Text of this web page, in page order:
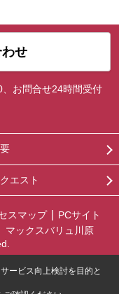
せ
お問合せ24時間受付
エスト
スマップ
PCサイト
ックスバリュ川原
ービス向上検討を目的と